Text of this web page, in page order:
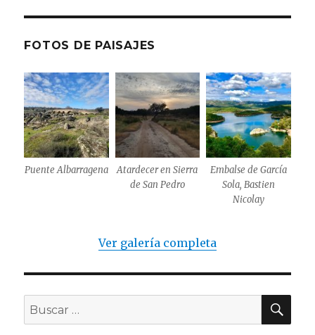
FOTOS DE PAISAJES
Puente Albarragena
Atardecer en Sierra
de San Pedro
Embalse de García
Sola, Bastien
Nicolay
Ver galería completa
Buscar
por: